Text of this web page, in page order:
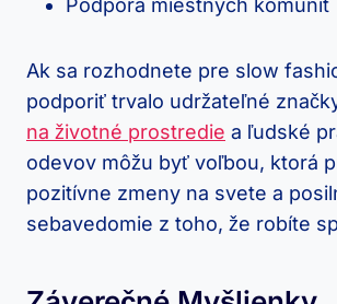
Podpora miestnych komunít
Ak sa rozhodnete pre slow
podporiť trvalo udržateľné
na životné prostredie a ľudské
odevov môžu byť voľbou, ktorá
pozitívne zmeny na svete a
sebavedomie z toho, že robíte